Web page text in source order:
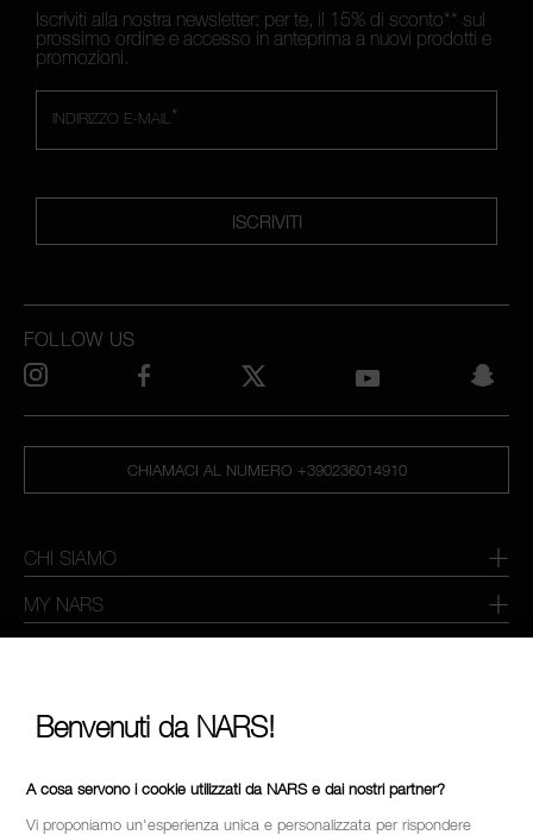
Iscriviti alla nostra newsletter: per te, il 15% di sconto** sul
prossimo ordine e accesso in anteprima a nuovi prodotti e
promozioni.
*
INDIRIZZO E-MAIL
ISCRIVITI
CHIAMACI AL NUMERO +390236014910
CHI SIAMO
MY NARS
FOLLOW US
Benvenuti da NARS!
A cosa servono i cookie utilizzati da NARS e dai nostri partner?
Vi proponiamo un'esperienza unica e personalizzata per rispondere